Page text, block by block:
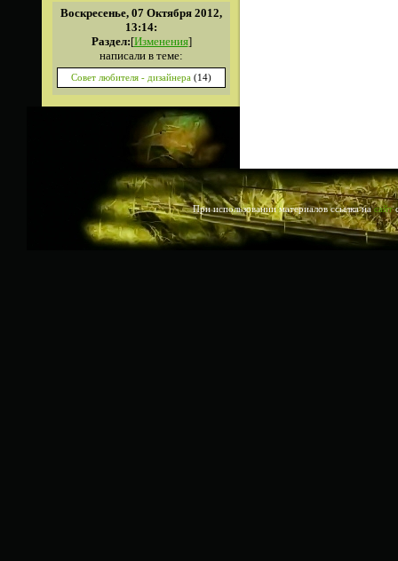
Воскресенье, 07 Октября 2012,
13:14:
Раздел:[Изменения]
написали в теме:
Совет любителя - дизайнера (14)
При использовании материалов ссылка насайт